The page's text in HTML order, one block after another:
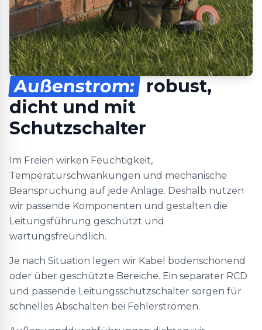
Außenstrom: robust,
dicht und mit
Schutzschalter
Im Freien wirken Feuchtigkeit,
Temperaturschwankungen und mechanische
Beanspruchung auf jede Anlage. Deshalb nutzen
wir passende Komponenten und gestalten die
Leitungsführung geschützt und
wartungsfreundlich.
Je nach Situation legen wir Kabel bodenschonend
oder über geschützte Bereiche. Ein separater RCD
und passende Leitungsschutzschalter sorgen für
schnelles Abschalten bei Fehlerströmen.